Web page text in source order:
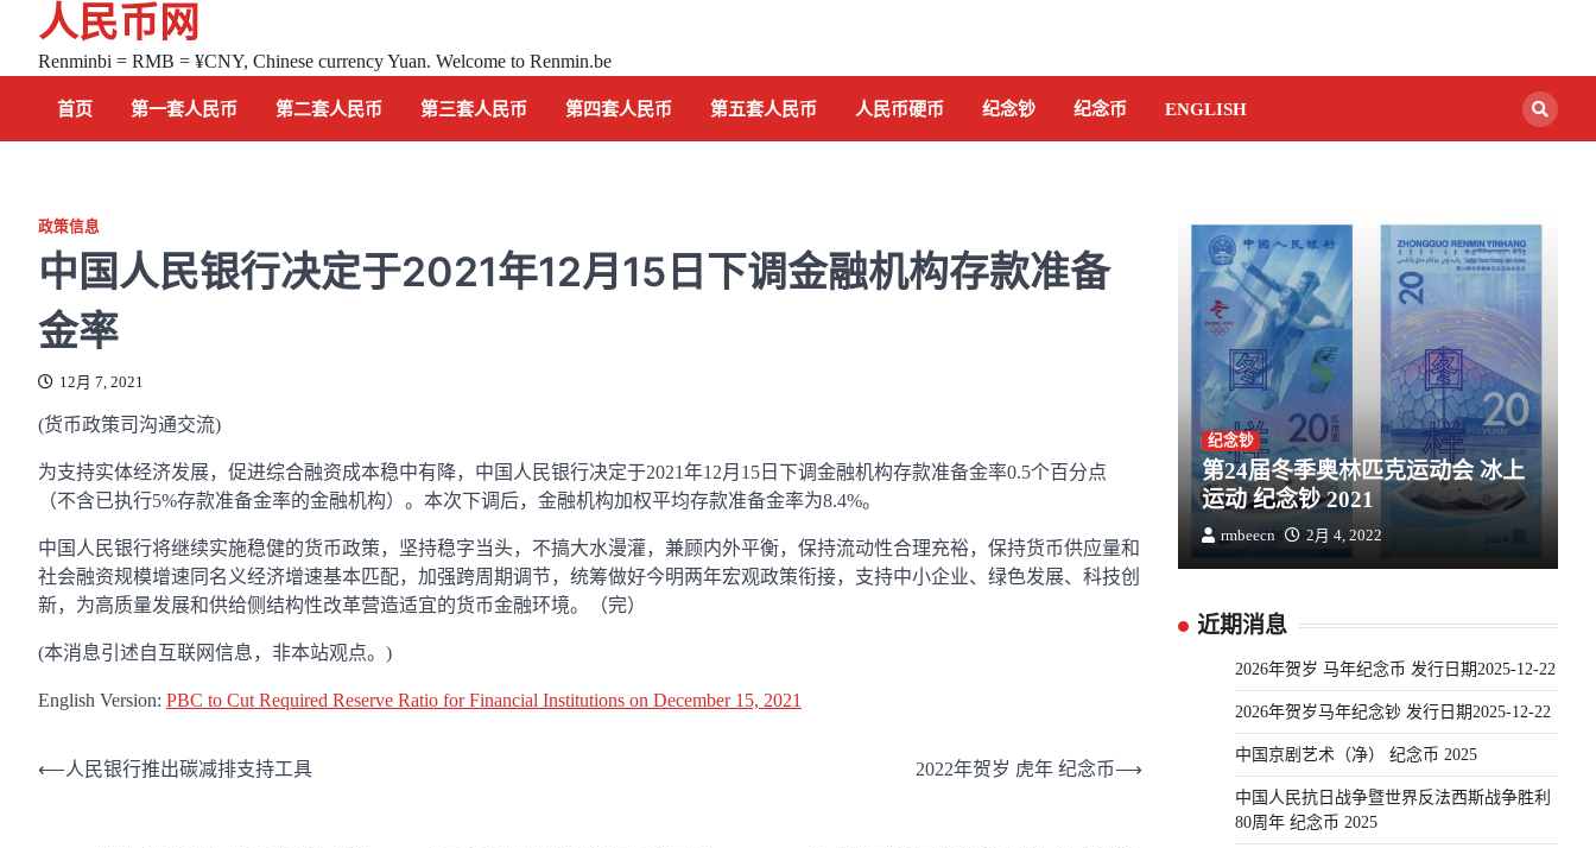
content
人民币网
Renminbi = RMB = ¥CNY, Chinese currency Yuan. Welcome to Renmin.be
首页 第一套人民币 第二套人民币 第三套人民币 第四套人民币 第五套人民币 人民币硬币 纪念钞 纪念币 ENGLISH
政策信息
中国人民银行决定于2021年12月15日下调金融机构存款准备
金率
12月 7, 2021
(货币政策司沟通交流)
为支持实体经济发展，促进综合融资成本稳中有降，中国人民银行决定于2021年12月15日下调金融机构存款准备金率0.5个百分点
（不含已执行5%存款准备金率的金融机构）。本次下调后，金融机构加权平均存款准备金率为8.4%。
中国人民银行将继续实施稳健的货币政策，坚持稳字当头，不搞大水漫灌，兼顾内外平衡，保持流动性合理充裕，保持货币供应量和
社会融资规模增速同名义经济增速基本匹配，加强跨周期调节，统筹做好今明两年宏观政策衔接，支持中小企业、绿色发展、科技创
新，为高质量发展和供给侧结构性改革营造适宜的货币金融环境。（完）
(本消息引述自互联网信息，非本站观点。)
English Version: PBC to Cut Required Reserve Ratio for Financial Institutions on December 15, 2021
文
⟵人民银行推出碳减排支持工具 2022年贺岁 虎年 纪念币⟶
纪念钞
中国航天 纪念钞 2015
rmbeecn 11月 26, 2015
纪念钞
第24届冬季奥林匹克运动会 冰上
运动 纪念钞 2021
rmbeecn 2月 4, 2022
近期消息
2026年贺岁 马年纪念币 发行日期2025-12-22
2026年贺岁马年纪念钞 发行日期2025-12-22
中国京剧艺术（净） 纪念币 2025
中国人民抗日战争暨世界反法西斯战争胜利
80周年 纪念币 2025